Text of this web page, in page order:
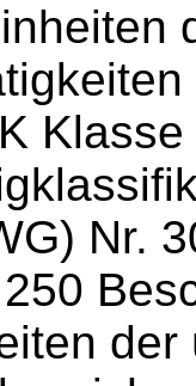
Nr.
der